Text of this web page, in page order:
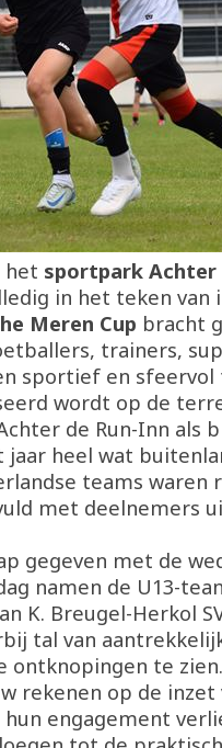
het sportpark Achter
in het teken van
Meren Cup bracht
trainers,
sportief en sfeervol
wordt op de
de Run-Inn als
heel wat
teams waren
met deelnemers
gegeven met de
namen de U13-
K. Breugel-Herkol
tal van
ontknopingen te zien.
rekenen op de
engagement